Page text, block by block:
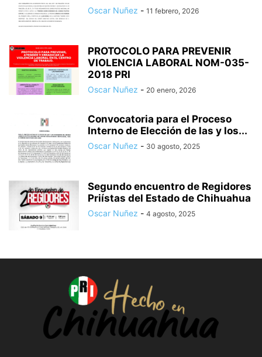
Oscar Nuñez - 11 febrero, 2026
PROTOCOLO PARA PREVENIR
VIOLENCIA LABORAL NOM-035-
2018 PRI
Oscar Nuñez - 20 enero, 2026
Convocatoria para el Proceso
Interno de Elección de las y los...
Oscar Nuñez - 30 agosto, 2025
Segundo encuentro de Regidores
Priístas del Estado de Chihuahua
Oscar Nuñez - 4 agosto, 2025